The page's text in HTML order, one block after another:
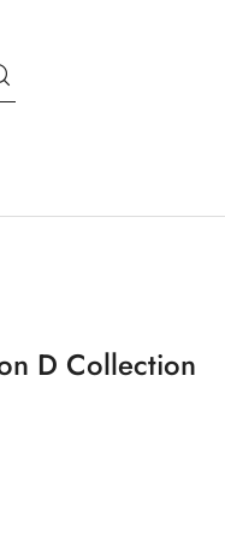
D Collection